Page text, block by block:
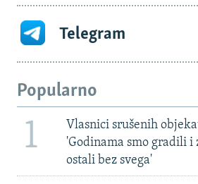
Telegram
Popularno
1
Vlasnici srušenih
'Godinama smo gradili i
ostali bez svega'